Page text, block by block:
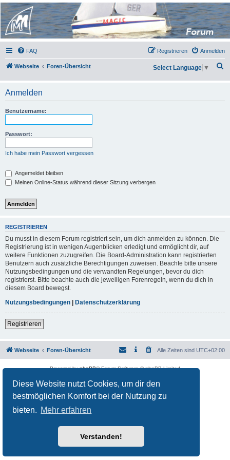
Diese Website nutzt Cookies, um dir den
bestmöglichen Komfort bei der Nutzung zu
bieten. Mehr erfahren
Verstanden!
Micro Magic Forum
Deutschland
FAQ Anmelden
Registrieren
Webseite Foren-Übersicht
h
Select Language ▼
Anmelden
Benutzername:
Passwort:
Ich habe mein Passwort vergessen
Angemeldet bleiben
Meinen Online-Status während dieser Sitzung verbergen
REGISTRIEREN
Du musst in diesem Forum registriert sein, um dich anmelden zu können. Die
Registrierung ist in wenigen Augenblicken erledigt und ermöglicht dir, auf
weitere Funktionen zuzugreifen. Die Board-Administration kann registrierten
Benutzern auch zusätzliche Berechtigungen zuweisen. Beachte bitte unsere
Nutzungsbedingungen und die verwandten Regelungen, bevor du dich
registrierst. Bitte beachte auch die jeweiligen Forenregeln, wenn du dich in
diesem Board bewegst.
Nutzungsbedingungen
Datenschutzerklärung
Registrieren
Webseite Foren-Übersicht Alle Zeiten sind UTC+02:00
Powered byphpBB® Forum Software © phpBB Limited
Datenschutz|Nutzungsbedingungen